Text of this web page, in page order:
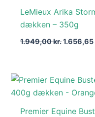
LeMieux Arika
dækken – 350g
1.949,00kr.
1.949,00
1.656,65
Premier Equine
Den
pris
1.849,00